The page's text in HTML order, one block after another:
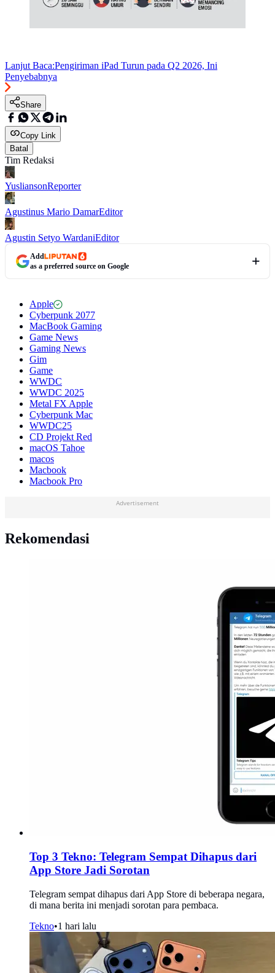
Lanjut Baca:Pengiriman iPad Turun pada Q2 2026, Ini
Penyebabnya
Share
Copy Link
Batal
Tim Redaksi
YusliansonReporter
Agustinus Mario DamarEditor
Agustin Setyo WardaniEditor
Add
as a preferred source on Google
Apple
Cyberpunk 2077
MacBook Gaming
Game News
Gaming News
Gim
Game
WWDC
WWDC 2025
Metal FX Apple
Cyberpunk Mac
WWDC25
CD Projekt Red
macOS Tahoe
macos
Macbook
Macbook Pro
Advertisement
Rekomendasi
Top 3 Tekno: Telegram Sempat Dihapus dari
App Store Jadi Sorotan
Telegram sempat dihapus dari App Store di beberapa negara,
di mana berita ini menjadi sorotan para pembaca.
Tekno•1 hari lalu